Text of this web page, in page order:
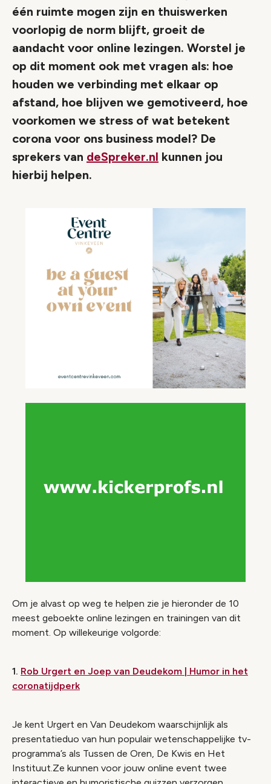
één ruimte mogen zijn en thuiswerken
voorlopig de norm blijft, groeit de
aandacht voor online lezingen. Worstel je
op dit moment ook met vragen als: hoe
houden we verbinding met elkaar op
afstand, hoe blijven we gemotiveerd, hoe
voorkomen we stress of wat betekent
corona voor ons business model? De
sprekers van deSpreker.nl kunnen jou
hierbij helpen.
Om je alvast op weg te helpen zie je hieronder de 10
meest geboekte online lezingen en trainingen van dit
moment. Op willekeurige volgorde:
1. Rob Urgert en Joep van Deudekom | Humor in het
coronatijdperk
Je kent Urgert en Van Deudekom waarschijnlijk als
presentatieduo van hun populair wetenschappelijke tv-
programma’s als Tussen de Oren, De Kwis en Het
Instituut.Ze kunnen voor jouw online event twee